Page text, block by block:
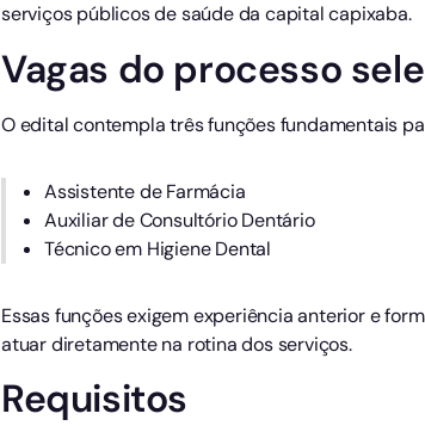
serviços públicos de saúde da capital capixaba.
Vagas do processo
O edital contempla três funções fundamentais
Assistente de Farmácia
Auxiliar de Consultório Dentário
Técnico em Higiene Dental
Essas funções exigem experiência anterior e
atuar diretamente na rotina dos serviços.
Requisitos